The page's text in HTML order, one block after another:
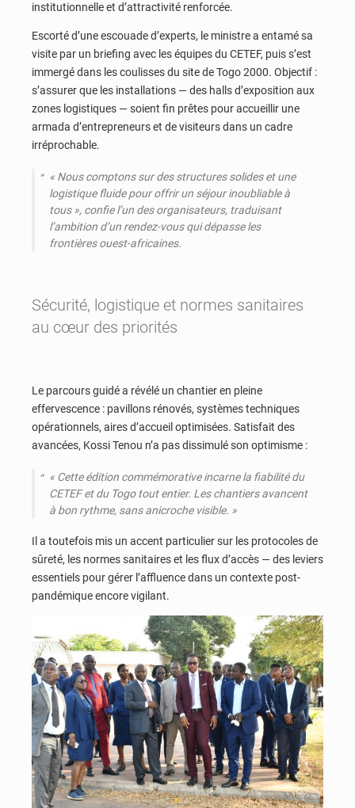
institutionnelle et d’attractivité renforcée.
Escorté d’une escouade d’experts, le ministre a entamé sa
visite par un briefing avec les équipes du CETEF, puis s’est
immergé dans les coulisses du site de Togo 2000. Objectif :
s’assurer que les installations — des halls d’exposition aux
zones logistiques — soient fin prêtes pour accueillir une
armada d’entrepreneurs et de visiteurs dans un cadre
irréprochable.
« Nous comptons sur des structures solides et une
logistique fluide pour offrir un séjour inoubliable à
tous», confie l’un des organisateurs, traduisant
l’ambition d’un rendez-vous qui dépasse les
frontières ouest-africaines.
Sécurité, logistique et normes sanitaires
au cœur des priorités
Le parcours guidé a révélé un chantier en pleine
effervescence : pavillons rénovés, systèmes techniques
opérationnels, aires d’accueil optimisées. Satisfait des
avancées, Kossi Tenou n’a pas dissimulé son optimisme :
« Cette édition commémorative incarne la fiabilité du
CETEF et du Togo tout entier. Les chantiers avancent
à bon rythme, sans anicroche visible. »
Il a toutefois mis un accent particulier sur les protocoles de
sûreté, les normes sanitaires et les flux d’accès — des leviers
essentiels pour gérer l’affluence dans un contexte post-
pandémique encore vigilant.